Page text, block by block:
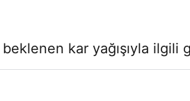
kar yağışıyla ilgili